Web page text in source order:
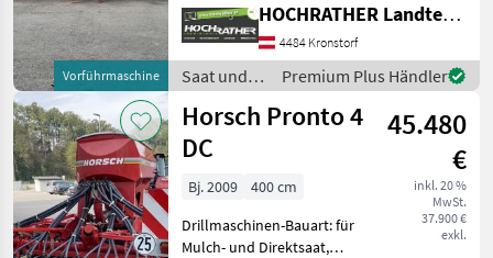
Vorführmaschine
aggressiv Robuste
Bauweise - In sich
geschlossene
Rahmenkonstruktion Hohe
Arbeitsqualität Se
HOCHRATHER Landtechnik GmbH
4484 Kronstorf
Saat und
Pflege /
Horsch
Premium Plus Händler
Horsch Pronto 4
DC
45.480
€
inkl. 20 %
MwSt.
37.900 €
exkl.
Bj. 2009
400 cm
Drillmaschinen-Bauart: für
Mulch- und Direktsaat,